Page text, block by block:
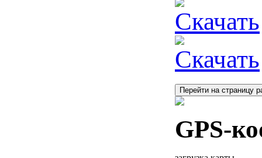
Скачать
Скачать
Перейти на страницу
GPS-